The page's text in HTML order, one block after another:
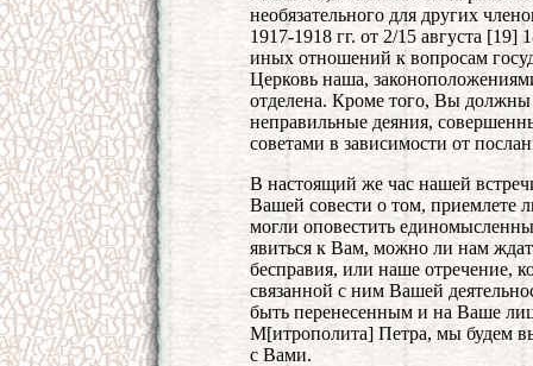
необязательного для других
1917-1918 гг. от 2/15 августа [19]
иных отношений к вопросам
Церковь наша,
отделена. Кроме того, Вы должны
неправильные деяния,
советами в зависимости от
В настоящий же час нашей
Вашей совести о том,
могли оповестить
явиться к Вам, можно ли нам
бесправия, или наше отречение,
связанной с ним Вашей
быть перенесенным и на Ваше
М[итрополита] Петра, мы будем
с Вами.